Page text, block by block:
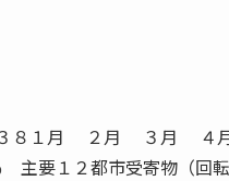
６３８１月 ２月 ３
要１２都市受寄物